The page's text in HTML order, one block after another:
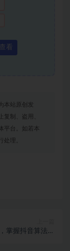
看
本站原创发
复制、盗用、
平台。如若本
处理。
掌握抖音算法与